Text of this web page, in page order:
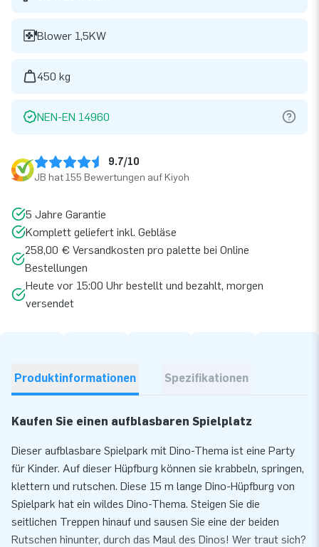
Blower 1,5KW
450 kg
NEN-EN 14960
9.7/10
JB hat 155 Bewertungen auf Kiyoh
5 Jahre Garantie
Komplett geliefert inkl. Gebläse
258,00 € Versandkosten pro palette bei Online
Bestellungen
Heute vor 15:00 Uhr bestellt und bezahlt, morgen
versendet
Produktinformationen Spezifikationen
Kaufen Sie einen aufblasbaren Spielplatz
Dieser aufblasbare Spielpark mit Dino-Thema ist eine Party
für Kinder. Auf dieser Hüpfburg können sie krabbeln, springen,
klettern und rutschen. Diese 15 m lange Dino-Hüpfburg von
Spielpark hat ein wildes Dino-Thema. Steigen Sie die
seitlichen Treppen hinauf und sausen Sie eine der beiden
Rutschen hinunter, durch das Maul des Dinos! Wer traut sich?